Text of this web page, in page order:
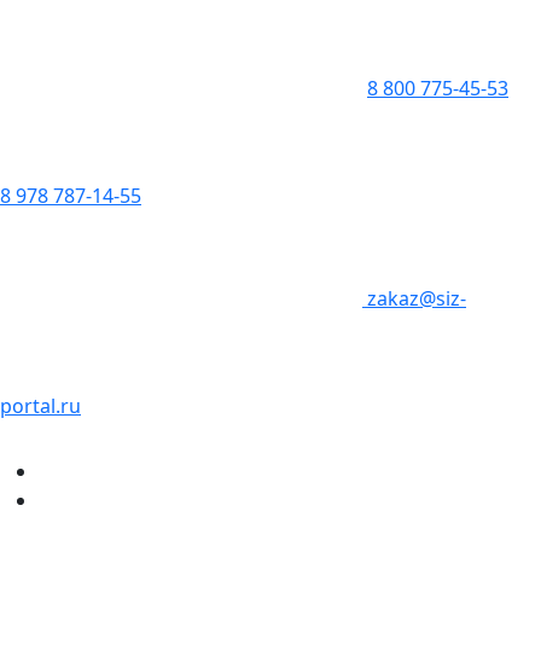
8 800 775-45-53
8 978 787-14-55
zakaz@siz-
portal.ru